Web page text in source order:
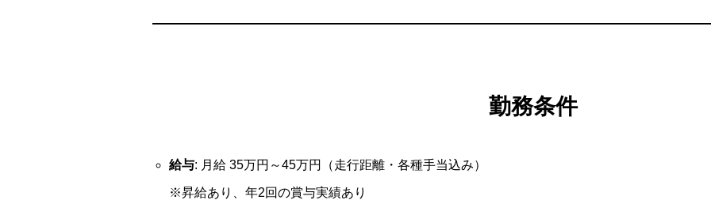
勤務条件
給与: 月給 35万円～45万円（走行距離・各種手当込み）
※昇給あり、年2回の賞与実績あり